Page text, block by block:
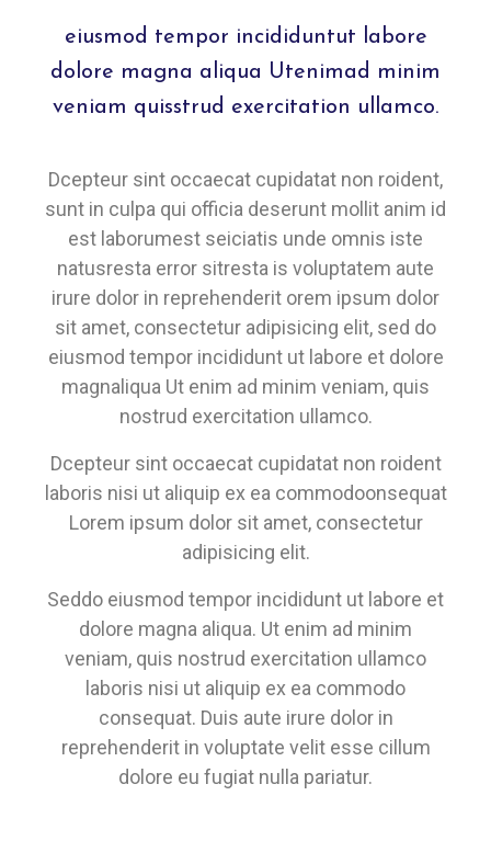
eiusmod tempor incididuntut labore
dolore magna aliqua Utenimad minim
veniam quisstrud exercitation ullamco.
Dcepteur sint occaecat cupidatat non roident,
sunt in culpa qui officia deserunt mollit anim id
est laborumest seiciatis unde omnis iste
natusresta error sitresta is voluptatem aute
irure dolor in reprehenderit orem ipsum dolor
sit amet, consectetur adipisicing elit, sed do
eiusmod tempor incididunt ut labore et dolore
magnaliqua Ut enim ad minim veniam, quis
nostrud exercitation ullamco.
Dcepteur sint occaecat cupidatat non roident
laboris nisi ut aliquip ex ea commodoonsequat
Lorem ipsum dolor sit amet, consectetur
adipisicing elit.
Seddo eiusmod tempor incididunt ut labore et
dolore magna aliqua. Ut enim ad minim
veniam, quis nostrud exercitation ullamco
laboris nisi ut aliquip ex ea commodo
consequat. Duis aute irure dolor in
reprehenderit in voluptate velit esse cillum
dolore eu fugiat nulla pariatur.